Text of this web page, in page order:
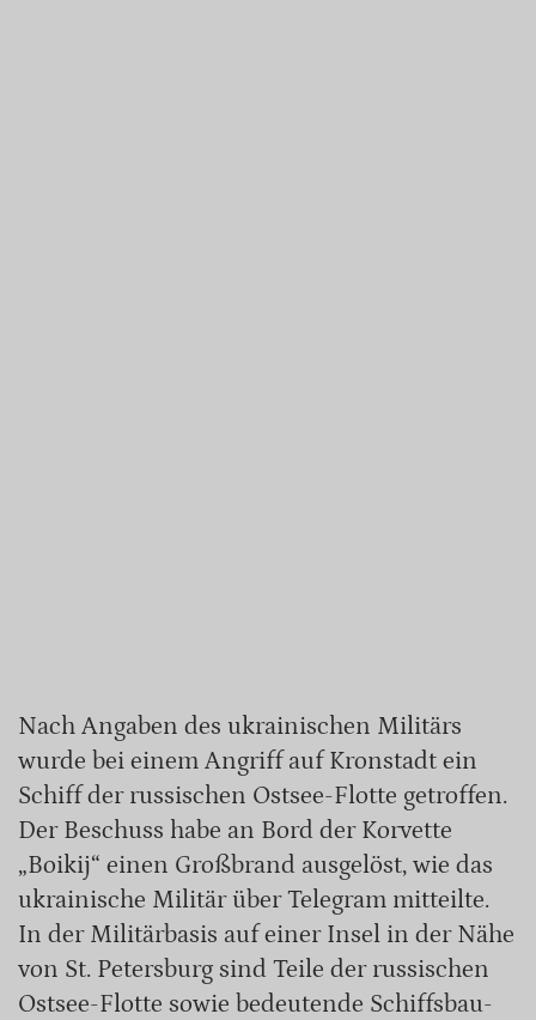
Nach Angaben des ukrainischen Militärs
wurde bei einem Angriff auf Kronstadt ein
Schiff der russischen Ostsee-Flotte getroffen.
Der Beschuss habe an Bord der Korvette
„Boikij“ einen Großbrand ausgelöst, wie das
ukrainische Militär über Telegram mitteilte.
In der Militärbasis auf einer Insel in der Nähe
von St. Petersburg sind Teile der russischen
Ostsee-Flotte sowie bedeutende Schiffsbau-